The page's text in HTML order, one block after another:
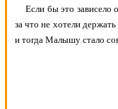
Если бы это
за что не хотели
и тогда Малышу стало